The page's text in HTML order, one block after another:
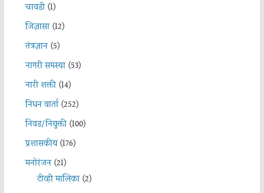
चावडी(1)
जिज्ञासा(12)
तंत्रज्ञान(5)
नागरी समस्या(53)
नारी शक्ती(14)
निधन वार्ता(252)
निवड/नियुक्ती(100)
प्रशासकीय(176)
मनोरंजन(21)
टीव्ही मालिका(2)